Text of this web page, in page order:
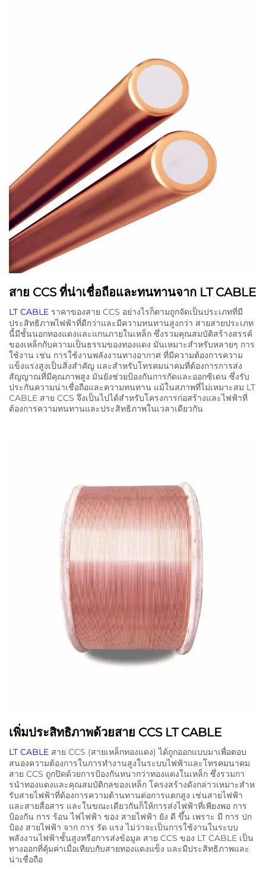
สาย CCS ที่น่าเชื่อถือและทนทานจาก LT CABLE
LT CABLE ราคาของสาย CCS อย่างไรก็ตามถูกจัดเป็นประเภทที่มี
ประสิทธิภาพไฟฟ้าที่ดีกว่าและมีความทนทานสูงกว่า สายสายประเภท
นี้มีชั้นนอกทองแดงและแกนภายในเหล็ก ซึ่งรวมคุณสมบัติสร้างสรรค์
ของเหล็กกับความเป็นธรรมของทองแดง มันเหมาะสําหรับหลายๆ การ
ใช้งาน เช่น การใช้งานพลังงานทางอากาศ ที่มีความต้องการความ
แข็งแรงสูงเป็นสิ่งสําคัญ และสําหรับโทรคมนาคมที่ต้องการการส่ง
สัญญาณที่มีคุณภาพสูง มันยังช่วยป้องกันการกัดและออกซิเดน ซึ่งรับ
ประกันความน่าเชื่อถือและความทนทาน แม้ในสภาพที่ไม่เหมาะสม LT
CABLE สาย CCS จึงเป็นไปได้สําหรับโครงการก่อสร้างและไฟฟ้าที่
ต้องการความทนทานและประสิทธิภาพในเวลาเดียวกัน
เพิ่มประสิทธิภาพด้วยสาย CCS LT CABLE
LT CABLE สาย CCS (สายเหล็กทองแดง) ได้ถูกออกแบบมาเพื่อตอบ
สนองความต้องการในการทํางานสูงในระบบไฟฟ้าและโทรคมนาคม
สาย CCS ถูกปิดด้วยการป้องกันหนากว่าทองแดงในเหล็ก ซึ่งรวมกา
รนําทองแดงและคุณสมบัติกลของเหล็ก โครงสร้างดังกล่าวเหมาะสําห
รับสายไฟฟ้าที่ต้องการความต้านทานต่อการแตกสูง เช่นสายไฟฟ้า
และสายสื่อสาร และในขณะเดียวกันก็ให้การส่งไฟฟ้าที่เพียงพอ การ
ป้องกัน การ ร้อน ไฟไฟฟ้า ของ สายไฟฟ้า ยัง ดี ขึ้น เพราะ มี การ ปก
ป้อง สายไฟฟ้า จาก การ รัด แรง ไม่ว่าจะเป็นการใช้งานในระบบ
พลังงานไฟฟ้าชั้นสูงหรือการส่งข้อมูล สาย CCS ของ LT CABLE เป็น
ทางออกที่คุ้มค่าเมื่อเทียบกับสายทองแดงแข็ง และมีประสิทธิภาพและ
น่าเชื่อถือ